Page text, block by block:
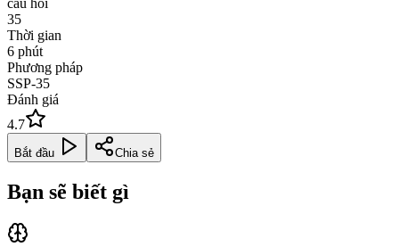
35
Thời gian
6 phút
Phương pháp
SSP-35
Đánh giá
4.7
Bắt đầu Chia sẻ
Bạn sẽ biết gì